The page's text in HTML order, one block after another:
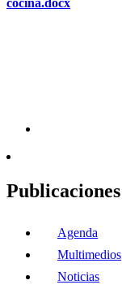
Publicaciones
Agenda
Multimedios
Noticias